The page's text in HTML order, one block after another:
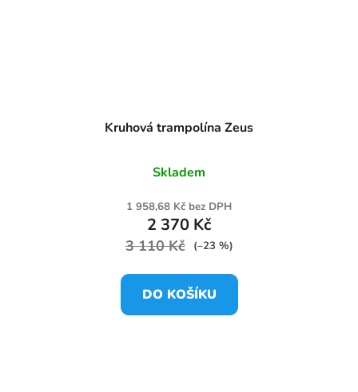
Kruhová trampolína Zeus
Skladem
1 958,68 Kč bez DPH
2 370 Kč
3 110 Kč (–23 %)
DO KOŠÍKU